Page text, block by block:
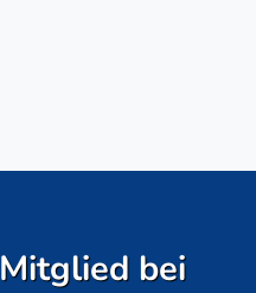
Mitglied bei